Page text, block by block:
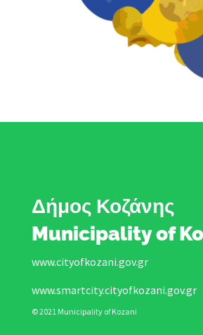
Δήμος Κοζάνης
Municipality of
www.cityofkozani.gov.gr
www.smartcity.cityofkozani.gov.gr
© 2021 Municipality of Kozani